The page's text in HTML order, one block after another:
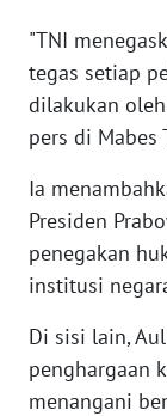
"TNI
tegas setiap
dilakukan
pers di Mabes
Ia
Presiden
penegakan
institusi
Di sisi lain,
penghargaan
menangani
PEDOMAN
MEDIA
SIBER
KARIR
DISCLAIMER
News
Regional